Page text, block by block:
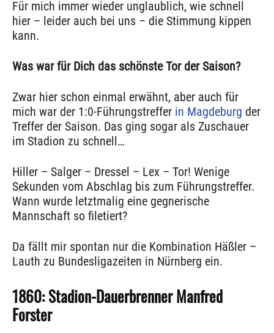
Für mich immer wieder unglaublich, wie schnell
hier – leider auch bei uns – die Stimmung kippen
kann.
Was war für Dich das schönste Tor der Saison?
Zwar hier schon einmal erwähnt, aber auch für
mich war der 1:0-Führungstreffer in Magdeburg der
Treffer der Saison. Das ging sogar als Zuschauer
im Stadion zu schnell…
Hiller – Salger – Dressel – Lex – Tor! Wenige
Sekunden vom Abschlag bis zum Führungstreffer.
Wann wurde letztmalig eine gegnerische
Mannschaft so filetiert?
Da fällt mir spontan nur die Kombination Häßler –
Lauth zu Bundesligazeiten in Nürnberg ein.
1860: Stadion-Dauerbrenner Manfred
Forster